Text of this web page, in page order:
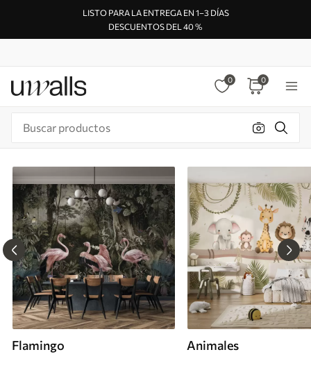
LISTO PARA LA ENTREGA EN 1–3 DÍAS
DESCUENTOS DEL 40 %
0 0
Flamingo Animales